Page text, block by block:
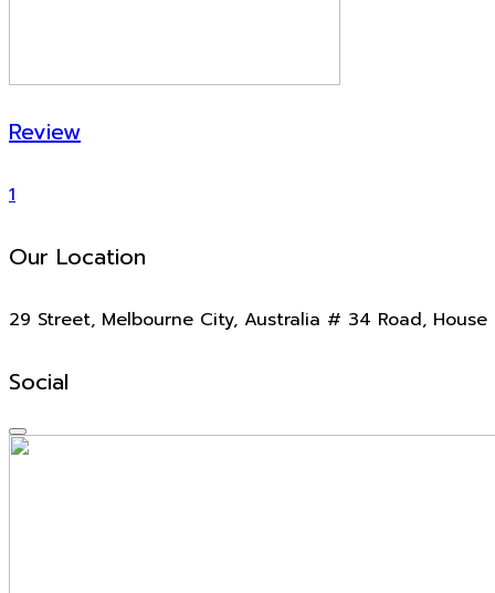
Review
1
Our Location
29 Street, Melbourne City, Australia # 34 Road, House
Social